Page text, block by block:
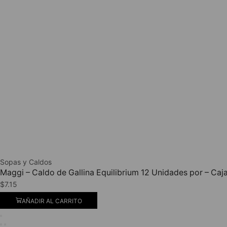
Sopas y Caldos
Maggi – Caldo de Gallina Equilibrium 12 Unidades por –
$7.15
AÑADIR AL CARRITO